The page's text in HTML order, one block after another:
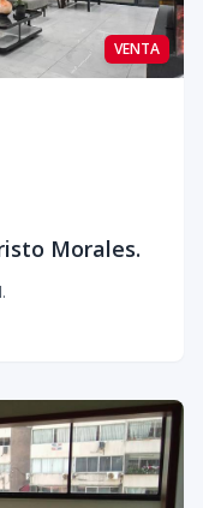
VENTA
Morales.